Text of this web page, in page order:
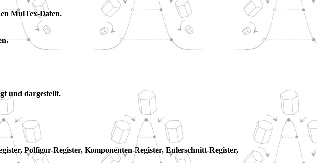
MulTex-Daten.
und dargestellt.
Polfigur-Register, Komponenten-Register, Eulerschnitt-Register,